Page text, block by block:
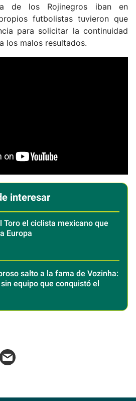
de los Rojinegros iban en
futbolistas tuvieron que
para solicitar la continuidad
los malos resultados.
interesar
Toro el ciclista mexicano que
Europa
salto a la fama de Vozinha:
equipo que conquistó el